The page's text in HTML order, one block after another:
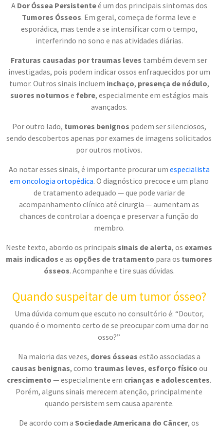
A Dor Óssea Persistenteé um dos principais sintomas dos
Tumores Ósseos. Em geral, começa de forma leve e
esporádica, mas tende a se intensificar com o tempo,
interferindo no sono e nas atividades diárias.
Fraturas causadas por traumas leves também devem ser
investigadas, pois podem indicar ossos enfraquecidos por um
tumor. Outros sinais incluem inchaço, presença de nódulo,
suores noturnos e febre, especialmente em estágios mais
avançados.
Por outro lado, tumores benignos podem ser silenciosos,
sendo descobertos apenas por exames de imagens solicitados
por outros motivos.
Ao notar esses sinais, é importante procurar um especialista
em oncologia ortopédica. O diagnóstico precoce e um plano
de tratamento adequado — que pode variar de
acompanhamento clínico até cirurgia — aumentam as
chances de controlar a doença e preservar a função do
membro.
Neste texto, abordo os principais sinais de alerta, os exames
mais indicados e as opções de tratamento para os tumores
ósseos. Acompanhe e tire suas dúvidas.
Quando suspeitar de um tumor ósseo?
Uma dúvida comum que escuto no consultório é: “Doutor,
quando é o momento certo de se preocupar com uma dor no
osso?”
Na maioria das vezes, dores ósseas estão associadas a
causas benignas, como traumas leves, esforço físico ou
crescimento — especialmente em crianças e adolescentes.
Porém, alguns sinais merecem atenção, principalmente
quando persistem sem causa aparente.
De acordo com a Sociedade Americana do Câncer, os